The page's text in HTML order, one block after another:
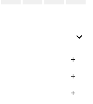



